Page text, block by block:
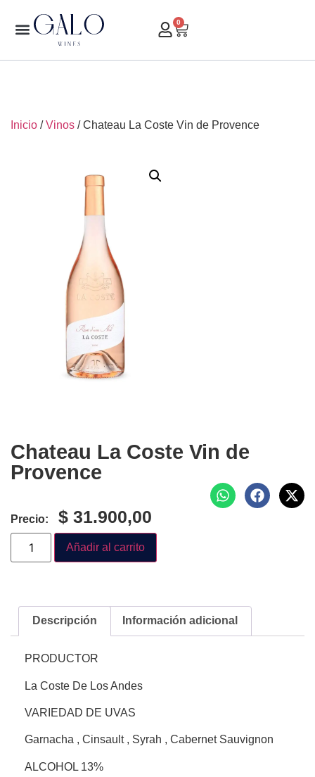
0
Inicio /Vinos / Chateau La Coste Vin de Provence
Chateau La Coste Vin de
Provence
Precio: $ 31.900,00
Añadir al carrito
Descripción Información adicional
PRODUCTOR
La Coste De Los Andes
VARIEDAD DE UVAS
Garnacha , Cinsault , Syrah , Cabernet Sauvignon
ALCOHOL 13%